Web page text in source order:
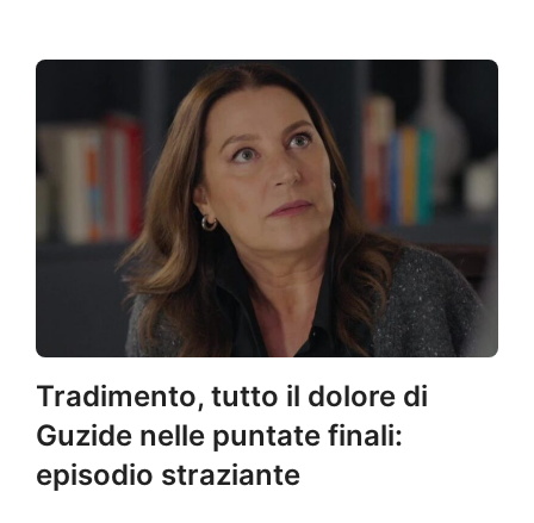
Tradimento, tutto il dolore di
Guzide nelle puntate finali:
episodio straziante